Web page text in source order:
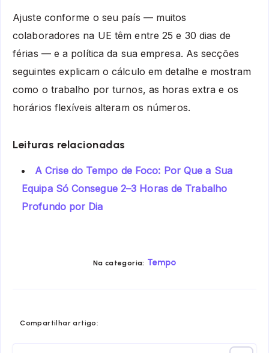
Ajuste conforme o seu país — muitos
colaboradores na UE têm entre 25 e 30 dias de
férias — e a política da sua empresa. As secções
seguintes explicam o cálculo em detalhe e mostram
como o trabalho por turnos, as horas extra e os
horários flexíveis alteram os números.
Leituras relacionadas
A Crise do Tempo de Foco: Por Que a Sua
Equipa Só Consegue 2–3 Horas de Trabalho
Profundo por Dia
Na categoria: Tempo
Compartilhar artigo: